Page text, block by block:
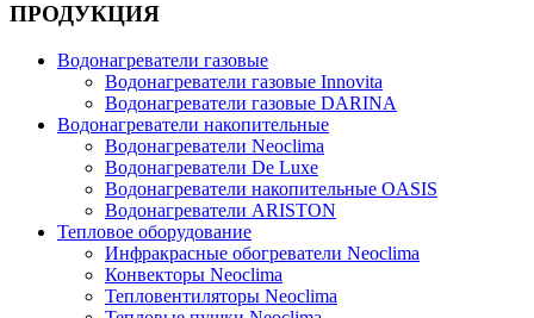
ПРОДУКЦИЯ
Водонагреватели газовые
Водонагреватели газовые Innovita
Водонагреватели газовые DARINA
Водонагреватели накопительные
Водонагреватели Neoclima
Водонагреватели De Luxe
Водонагреватели накопительные OASIS
Водонагреватели ARISTON
Тепловое оборудование
Инфракрасные обогреватели Neoclima
Конвекторы Neoclima
Тепловентиляторы Neoclima